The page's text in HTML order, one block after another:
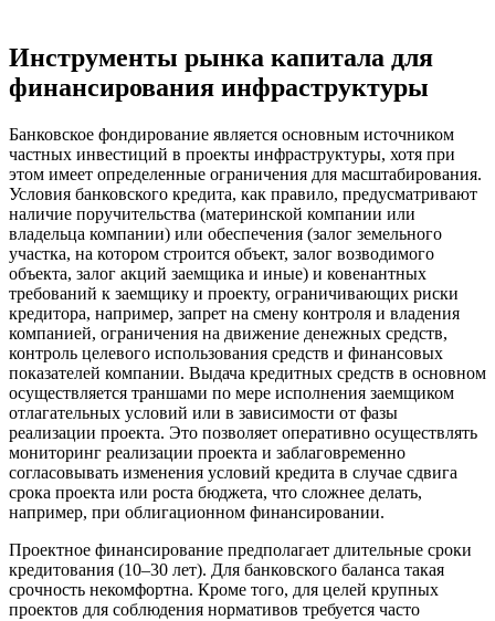
Инструменты рынка капитала для
финансирования инфраструктуры
Банковское фондирование является основным источником
частных инвестиций в проекты инфраструктуры, хотя при
этом имеет определенные ограничения для масштабирования.
Условия банковского кредита, как правило, предусматривают
наличие поручительства (материнской компании или
владельца компании) или обеспечения (залог земельного
участка, на котором строится объект, залог возводимого
объекта, залог акций заемщика и иные) и ковенантных
требований к заемщику и проекту, ограничивающих риски
кредитора, например, запрет на смену контроля и владения
компанией, ограничения на движение денежных средств,
контроль целевого использования средств и финансовых
показателей компании. Выдача кредитных средств в основном
осуществляется траншами по мере исполнения заемщиком
отлагательных условий или в зависимости от фазы
реализации проекта. Это позволяет оперативно осуществлять
мониторинг реализации проекта и заблаговременно
согласовывать изменения условий кредита в случае сдвига
срока проекта или роста бюджета, что сложнее делать,
например, при облигационном финансировании.
Проектное финансирование предполагает длительные сроки
кредитования (10–30 лет). Для банковского баланса такая
срочность некомфортна. Кроме того, для целей крупных
проектов для соблюдения нормативов требуется часто